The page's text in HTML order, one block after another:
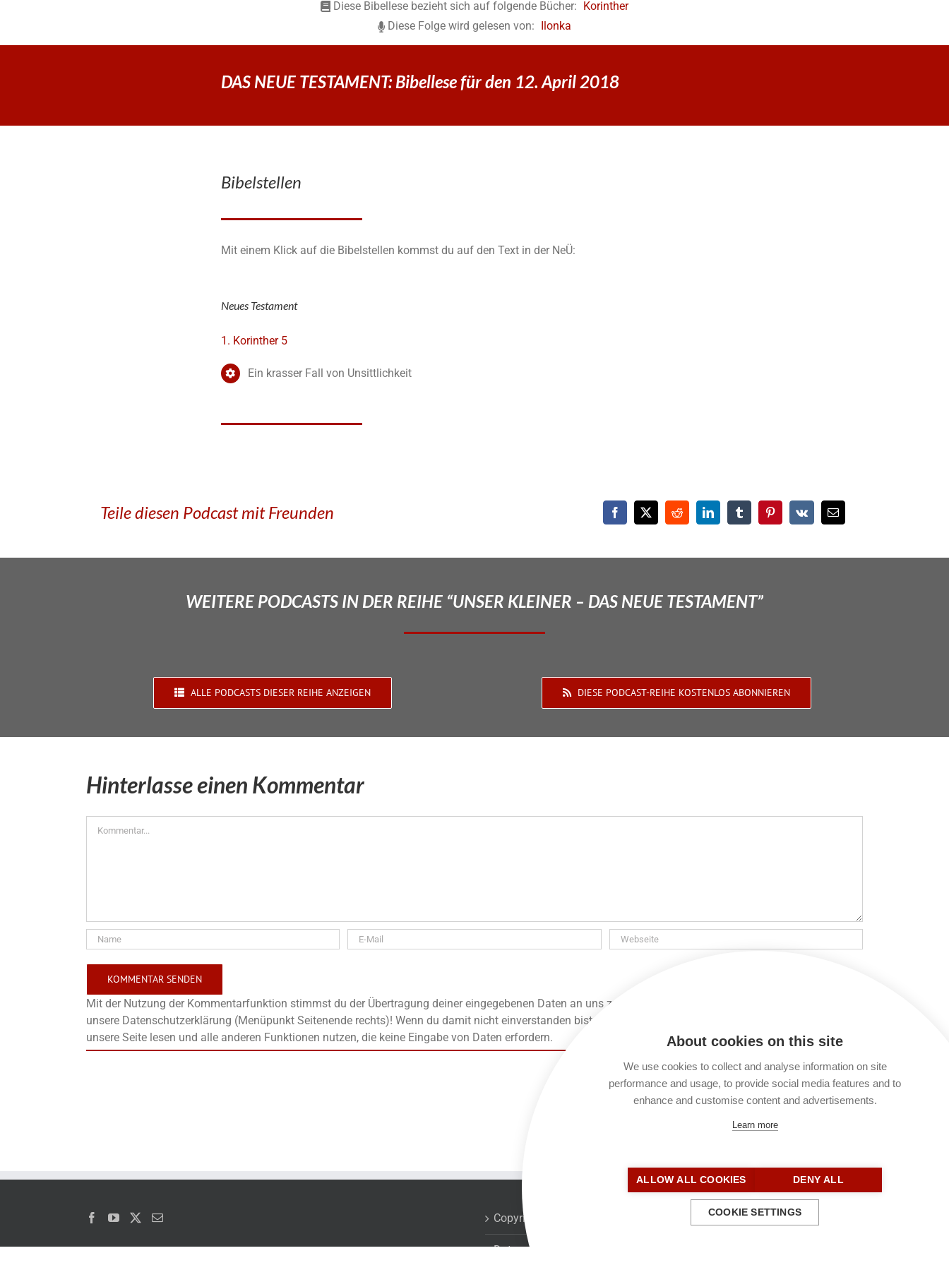
Diese Bibellese bezieht sich auf folgende Bücher: Korinther
Diese Folge wird gelesen von:
Ilonka
DAS NEUE TESTAMENT: Bibellese für den 12. April 2018
Bibelstellen
Mit einem Klick auf die Bibelstellen kommst du auf den Text in der NeÜ:
Neues Testament
1. Korinther 5
Ein krasser Fall von Unsittlichkeit
Teile diesen Podcast mit Freunden
WEITERE PODCASTS IN DER REIHE “UNSER KLEINER – DAS NEUE TESTAMENT”
ALLE PODCASTS DIESER REIHE ANZEIGEN DIESE PODCAST-REIHE KOSTENLOS ABONNIEREN
Hinterlasse einen Kommentar
Mit der Nutzung der Kommentarfunktion stimmst du der Übertragung deiner eingegebenen Daten an uns zu, die verarbeitet und gespeichert werden. Lies
unsere Datenschutzerklärung (Menüpunkt Seitenende rechts)! Wenn du damit nicht einverstanden bist, kannst du keinen Kommentar verfassen. Du kannst
unsere Seite lesen und alle anderen Funktionen nutzen, die keine Eingabe von Daten erfordern.
Copyrights
Datenschutzerklärung
Kontakt
About cookies on this site
We use cookies to collect and analyse information on site
performance and usage, to provide social media features and to
enhance and customise content and advertisements.
Learn more
ALLOW ALL COOKIES DENY ALL
COOKIE SETTINGS